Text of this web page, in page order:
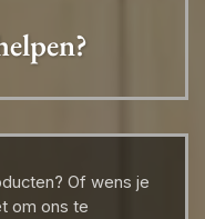
Of wens je
om ons te